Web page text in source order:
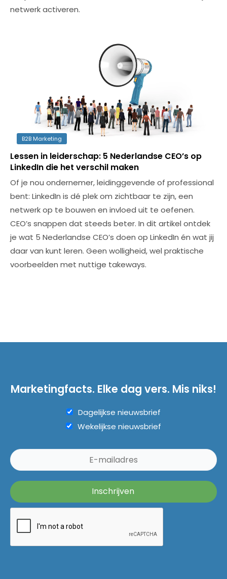
netwerk activeren.
B2B Marketing
Lessen in leiderschap: 5 Nederlandse CEO’s op
LinkedIn die het verschil maken
Of je nou ondernemer, leidinggevende of professional
bent: LinkedIn is dé plek om zichtbaar te zijn, een
netwerk op te bouwen en invloed uit te oefenen.
CEO’s snappen dat steeds beter. In dit artikel ontdek
je wat 5 Nederlandse CEO’s doen op LinkedIn én wat jij
daar van kunt leren. Geen wolligheid, wel praktische
voorbeelden met nuttige takeways.
Marketingfacts. Elke dag vers. Mis niks!
Dagelijkse nieuwsbrief
Wekelijkse nieuwsbrief